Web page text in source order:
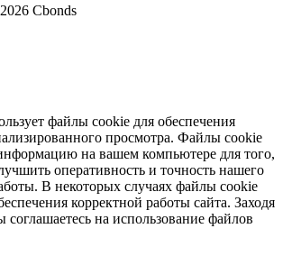
соглашение
Cbonds
файлы cookie для обеспечения
просмотра. Файлы cookie
на вашем компьютере для того,
оперативность и точность нашего
В некоторых случаях файлы cookie